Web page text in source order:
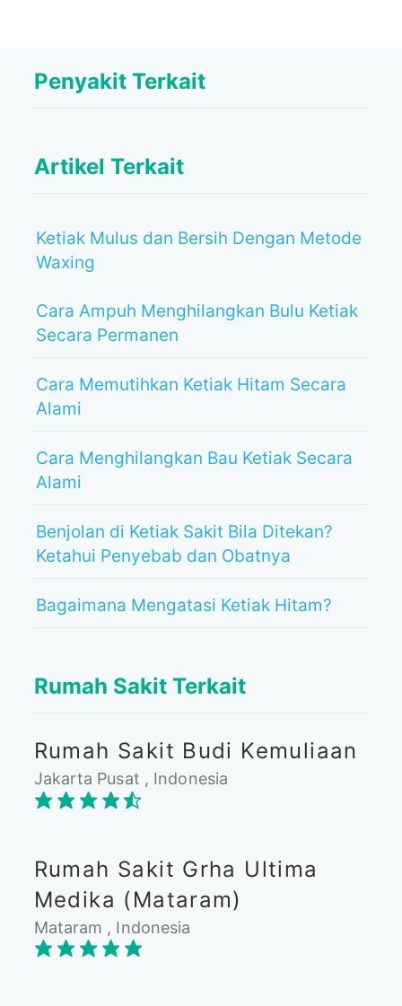
Penyakit Terkait
Artikel Terkait
Ketiak Mulus dan Bersih Dengan Metode
Waxing
Cara Ampuh Menghilangkan Bulu Ketiak
Secara Permanen
Cara Memutihkan Ketiak Hitam Secara
Alami
Cara Menghilangkan Bau Ketiak Secara
Alami
Benjolan di Ketiak Sakit Bila Ditekan?
Ketahui Penyebab dan Obatnya
Bagaimana Mengatasi Ketiak Hitam?
Rumah Sakit Terkait
Rumah Sakit Budi Kemuliaan
Jakarta Pusat , Indonesia
Rumah Sakit Grha Ultima
Medika (Mataram)
Mataram , Indonesia